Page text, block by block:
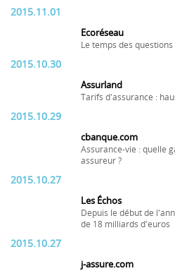
2015.11.01
Ecoréseau
Le temps des questions
2015.10.30
Assurland
Tarifs d'assurance :
2015.10.29
cbanque.com
Assurance-vie : quelle
assureur ?
2015.10.27
Les Échos
Depuis le début de
de 18 milliards d'euros
2015.10.27
j-assure.com